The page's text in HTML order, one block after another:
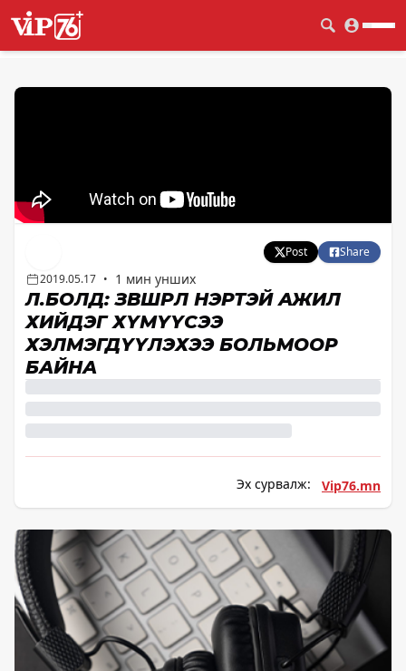
Post
Share
2019.05.17 • 1 мин унших
Л.БОЛД: ЗӨВШӨӨРӨЛ НЭРТЭЙ АЖИЛ
ХИЙДЭГ ХҮМҮҮСЭЭ
ХЭЛМЭГДҮҮЛЭХЭЭ БОЛЬМООР
БАЙНА
Эх сурвалж: Vip76.mn